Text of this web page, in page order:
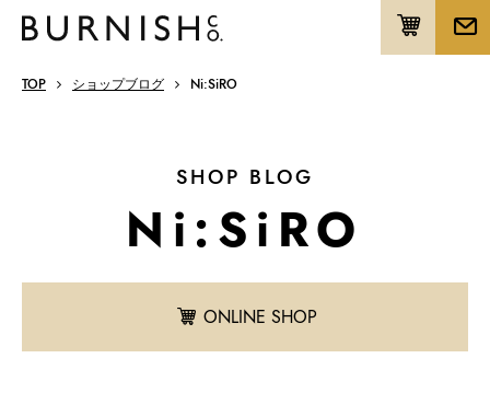
TOP ショップブログ Ni:SiRO
SHOP BLOG
Ni:SiRO
ONLINE SHOP